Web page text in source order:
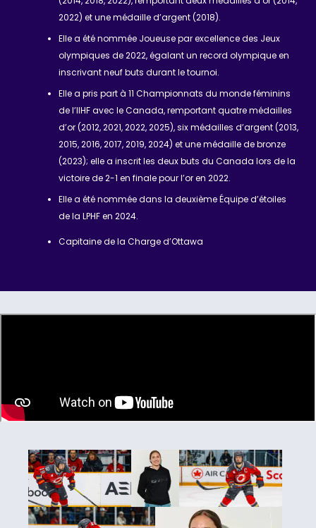
2022) et une médaille d’argent (2018).
Elle a été nommée Joueuse par excellence des Jeux
olympiques de 2022, égalant un record olympique en
inscrivant neuf buts durant le tournoi.
Elle a pris part à 11 Championnats du monde féminins
de l’IIHF avec le Canada, remportant quatre médailles
d’or (2012, 2021, 2022, 2025), six médailles d’argent (2013,
2015, 2016, 2017, 2019, 2024) et une médaille de bronze
(2023); elle a inscrit les deux buts du Canada lors de la
victoire de 2-1 en finale pour l’or en 2022.
Elle a été nommée dans la deuxième Équipe d’étoiles
de la LPHF en 2024.
Capitaine de la Charge d’Ottawa